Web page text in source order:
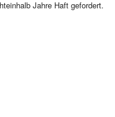
Jahre Haft gefordert.